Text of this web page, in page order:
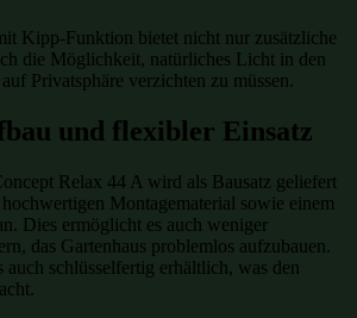
Kipp-Funktion bietet nicht nur zusätzliche
die Möglichkeit, natürliches Licht in den
Privatsphäre verzichten zu müssen.
und flexibler Einsatz
Relax 44 A wird als Bausatz geliefert
Montagematerial sowie einem
Dies ermöglicht es auch weniger
das Gartenhaus problemlos aufzubauen.
auch schlüsselfertig erhältlich, was den